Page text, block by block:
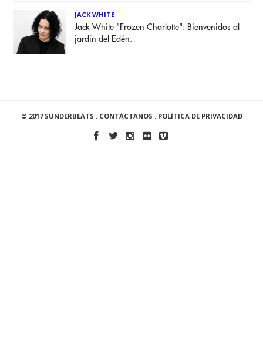
JACK WHITE
Jack White "Frozen Charlotte": Bienvenidos al
jardín del Edén.
© 2017 SUNDERBEATS . CONTÁCTANOS . POLÍTICA DE PRIVACIDAD